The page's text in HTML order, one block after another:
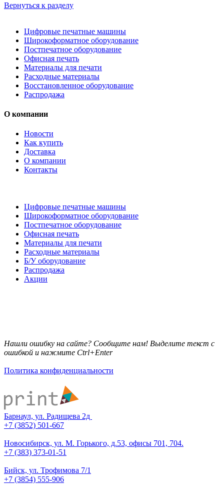
Вернуться к разделу
Цифровые печатные машины
Широкоформатное оборудование
Постпечатное оборудование
Офисная печать
Материалы для печати
Расходные материалы
Восстановленное оборудование
Распродажа
О компании
Новости
Как купить
Доставка
О компании
Контакты
Цифровые печатные машины
Широкоформатное оборудование
Постпечатное оборудование
Офисная печать
Материалы для печати
Расходные материалы
Б/У оборудование
Распродажа
Акции
Нашли ошибку на сайте? Сообщите нам! Выделите текст с
ошибкой и нажмите Ctrl+Enter
Политика конфиденциальности
Барнаул, ул. Радищева 2д
+7 (3852) 501-667
Новосибирск, ул. М. Горького, д.53, офисы 701, 704.
+7 (383) 373-01-51
Бийск, ул. Трофимова 7/1
+7 (3854) 555-906